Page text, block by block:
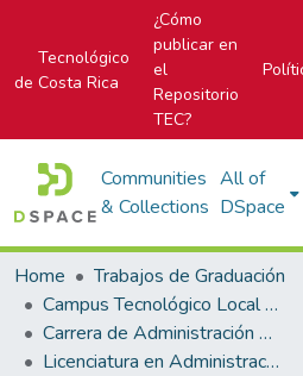
Tecnológico
de Costa Rica
¿Cómo
publicar en
el
Repositorio
TEC?
Communities
& Collections
All of
DSpace
Home
Trabajos de Graduación
Campus Tecnológico Local San José
Carrera de Administración de Empresa
Licenciatura en Administración de Empresas